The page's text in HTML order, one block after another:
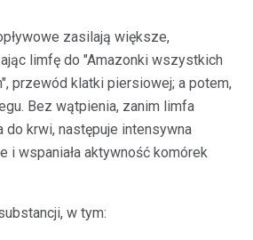
zasilają większe,
limfę do "Amazonki wszystkich
przewód klatki piersiowej; a potem,
Bez wątpienia, zanim limfa
krwi, następuje intensywna
i wspaniała aktywność komórek
w tym: